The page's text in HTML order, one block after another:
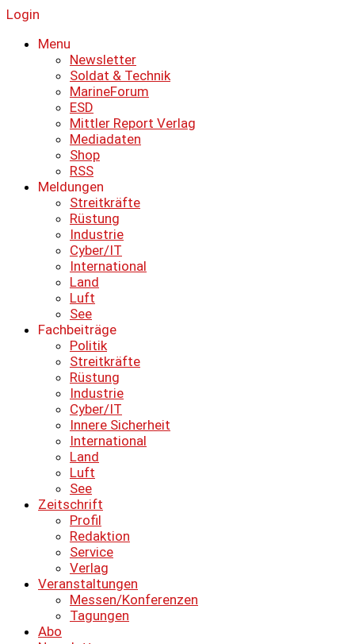
Login
Menu
Newsletter
Soldat & Technik
MarineForum
ESD
Mittler Report Verlag
Mediadaten
Shop
RSS
Meldungen
Streitkräfte
Rüstung
Industrie
Cyber/IT
International
Land
Luft
See
Fachbeiträge
Politik
Streitkräfte
Rüstung
Industrie
Cyber/IT
Innere Sicherheit
International
Land
Luft
See
Zeitschrift
Profil
Redaktion
Service
Verlag
Veranstaltungen
Messen/Konferenzen
Tagungen
Abo